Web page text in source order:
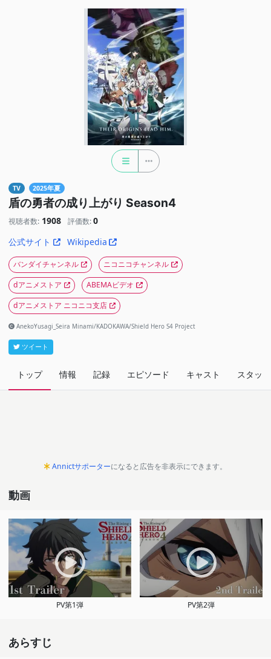
TV 2025年夏
盾の勇者の成り上がり Season4
視聴者数: 1908 評価数: 0
公式サイト
Wikipedia
バンダイチャンネル
ニコニコチャンネル
dアニメストア
ABEMAビデオ
dアニメストア ニコニコ支店
AnekoYusagi_Seira Minami/KADOKAWA/Shield Hero S4 Project
ツイート
トップ 情報 記録 エピソード キャスト スタッフ
Annictサポーターになると広告を非表示にできます。
動画
PV第1弾 PV第2弾
あらすじ